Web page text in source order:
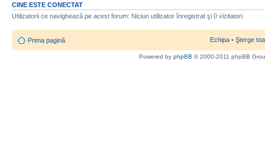
CINE ESTE CONECTAT
Utilizatorii ce navighează pe acest forum: Niciun utilizator înregistrat şi 0 vizitatori
Prima pagină Echipa • Şterge
Powered by phpBB © 2000-2011 phpBB